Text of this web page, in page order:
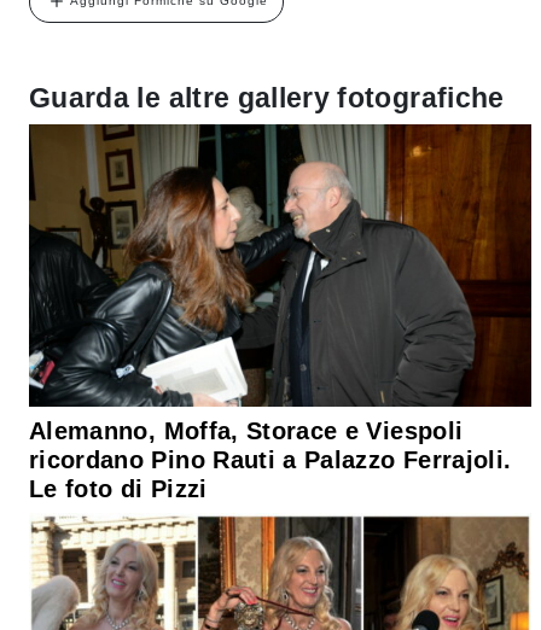
Guarda le altre gallery fotografiche
Alemanno, Moffa, Storace e Viespoli
ricordano Pino Rauti a Palazzo Ferrajoli.
Le foto di Pizzi